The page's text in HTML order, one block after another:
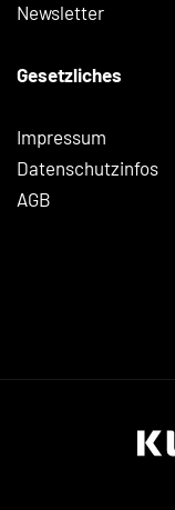
Newsletter
Gesetzliches
Impressum
Datenschutzinfos
AGB